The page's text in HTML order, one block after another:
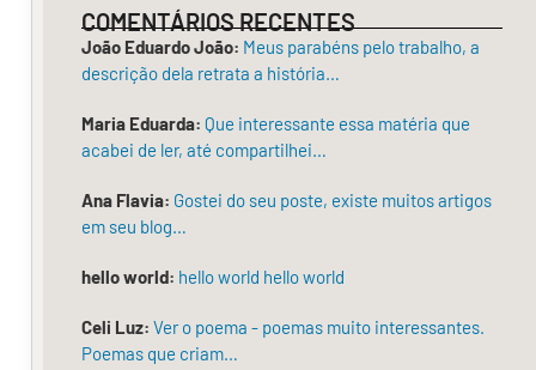
móveis
postos
para
dentro,
o
novo
morador,
um
homem
COMENTÁRIOS RECENTES
João Eduardo João: Meus parabéns pelo trabalho, a
descrição dela retrata a história…
Maria Eduarda: Que interessante essa matéria que
acabei de ler, até compartilhei…
Ana Flavia: Gostei do seu poste, existe muitos artigos
em seu blog…
hello world: hello world hello world
Celi Luz: Ver o poema - poemas muito interessantes.
Poemas que criam…